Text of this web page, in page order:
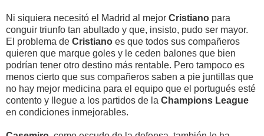
Ni siquiera necesitó el Madrid al mejor Cristiano para
conguir triunfo tan abultado y que, insisto, pudo ser mayor.
El problema de Cristiano es que todos sus compañeros
quieren que marque goles y le ceden balones que bien
podrían tener otro destino más rentable. Pero tampoco es
menos cierto que sus compañeros saben a pie juntillas que
no hay mejor medicina para el equipo que el portugués esté
contento y llegue a los partidos de la Champions League
en condiciones inmejorables.